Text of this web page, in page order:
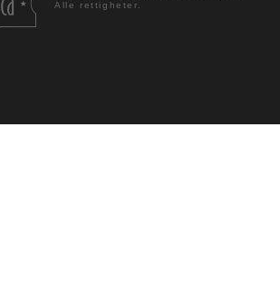
Alle rettigheter.